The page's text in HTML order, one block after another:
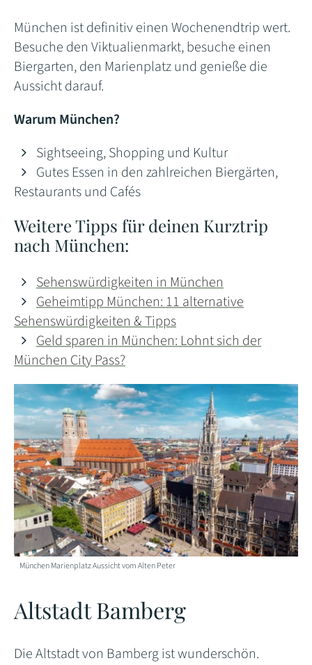
München ist definitiv einen Wochenendtrip wert.
Besuche den Viktualienmarkt, besuche einen
Biergarten, den Marienplatz und genieße die
Aussicht darauf.
Warum München?
Sightseeing, Shopping und Kultur
Gutes Essen in den zahlreichen Biergärten,
Restaurants und Cafés
Weitere Tipps für deinen Kurztrip
nach München:
Sehenswürdigkeiten in München
Geheimtipp München: 11 alternative
Sehenswürdigkeiten & Tipps
Geld sparen in München: Lohnt sich der
München City Pass?
München Marienplatz Aussicht vom Alten Peter
Altstadt Bamberg
Die Altstadt von Bamberg ist wunderschön.